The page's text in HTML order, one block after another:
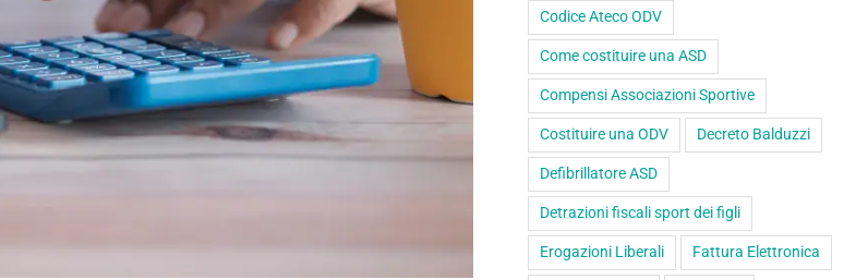
Codice Ateco ODV
Come costituire una ASD
Compensi Associazioni Sportive
Costituire una ODV Decreto Balduzzi
Defibrillatore ASD
Detrazioni fiscali sport dei figli
Erogazioni Liberali Fattura Elettronica